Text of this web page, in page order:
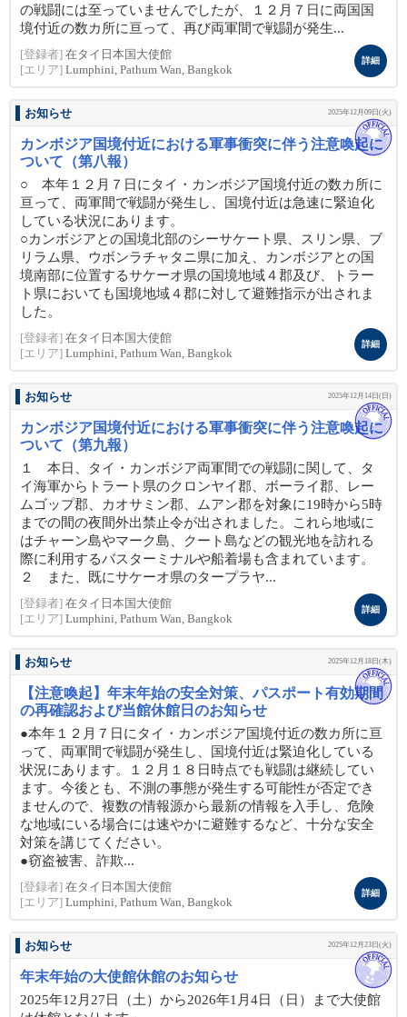
の戦闘には至っていませんでしたが、１２月７日に両国国
境付近の数カ所に亘って、再び両軍間で戦闘が発生...
[登録者] 在タイ日本国大使館
[エリア] Lumphini, Pathum Wan, Bangkok
詳細
お知らせ 2025年12月09日(火)
カンボジア国境付近における軍事衝突に伴う注意喚起に
ついて（第八報）
○ 本年１２月７日にタイ・カンボジア国境付近の数カ所に
亘って、両軍間で戦闘が発生し、国境付近は急速に緊迫化
している状況にあります。
○カンボジアとの国境北部のシーサケート県、スリン県、ブ
リラム県、ウボンラチャタニ県に加え、カンボジアとの国
境南部に位置するサケーオ県の国境地域４郡及び、トラー
ト県においても国境地域４郡に対して避難指示が出されま
した。
[登録者] 在タイ日本国大使館
[エリア] Lumphini, Pathum Wan, Bangkok
詳細
お知らせ 2025年12月14日(日)
カンボジア国境付近における軍事衝突に伴う注意喚起に
ついて（第九報）
１ 本日、タイ・カンボジア両軍間での戦闘に関して、タ
イ海軍からトラート県のクロンヤイ郡、ボーライ郡、レー
ムゴップ郡、カオサミン郡、ムアン郡を対象に19時から5時
までの間の夜間外出禁止令が出されました。これら地域に
はチャーン島やマーク島、クート島などの観光地を訪れる
際に利用するバスターミナルや船着場も含まれています。
２ また、既にサケーオ県のタープラヤ...
[登録者] 在タイ日本国大使館
[エリア] Lumphini, Pathum Wan, Bangkok
詳細
お知らせ 2025年12月18日(木)
【注意喚起】年末年始の安全対策、パスポート有効期間
の再確認および当館休館日のお知らせ
●本年１２月７日にタイ・カンボジア国境付近の数カ所に亘
って、両軍間で戦闘が発生し、国境付近は緊迫化している
状況にあります。１２月１８日時点でも戦闘は継続してい
ます。今後とも、不測の事態が発生する可能性が否定でき
ませんので、複数の情報源から最新の情報を入手し、危険
な地域にいる場合には速やかに避難するなど、十分な安全
対策を講じてください。
●窃盗被害、詐欺...
[登録者] 在タイ日本国大使館
[エリア] Lumphini, Pathum Wan, Bangkok
詳細
お知らせ 2025年12月23日(火)
年末年始の大使館休館のお知らせ
2025年12月27日（土）から2026年1月4日（日）まで大使館